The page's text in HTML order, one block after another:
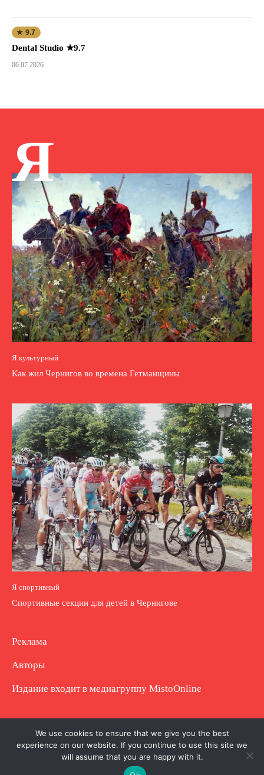
★ 9.7
Dental Studio ★9.7
06.07.2026
Я
Я культурный
Как жил Чернигов во времена Гетманщины
Я спортивный
Спортивные секции для детей в Чернигове
Реклама
Авторы
Издание входит в медиагруппу MistoOnline
Copyright © Полное использование материала
запрещено. Частично разрешено с гиперссылкой.
We use cookies to ensure that we give you the best
experience on our website. If you continue to use this site we
will assume that you are happy with it.